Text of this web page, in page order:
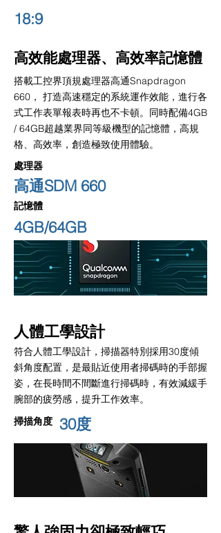
18:9
高效能處理器、高效率記憶體
搭載工控界頂規處理器高通Snapdragon
660， 打造高速穩定的系統運作效能，進行各
式工作表單報表時再也不卡頓。同時配備4GB
/ 64GB超越業界同等級機型的記憶體，高規
格、高效率，創造極致使用體驗。
處理器
高通SDM 660
記憶體
4GB/64GB
人體工學設計
符合人體工學設計，掃描器特別採用30度傾
斜角度配置，是最貼近使用者掃碼時的手部握
姿，在長時間不間斷進行掃碼時，有效減緩手
腕部的疲勞感，提升工作效率。
掃描角度 30度